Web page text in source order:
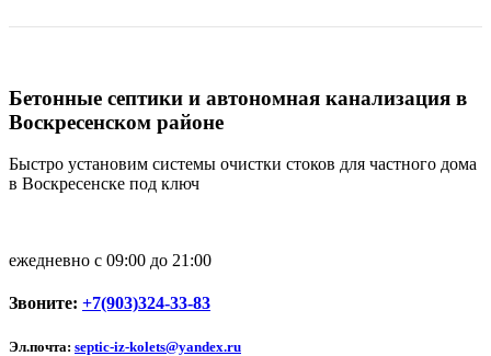
Бетонные септики и автономная канализация в
Воскресенском районе
Быстро установим системы очистки стоков для частного дома
в Воскресенске под ключ
ежедневно с 09:00 до 21:00
Звоните: +7(903)324-33-83
Эл.почта: septic-iz-kolets@yandex.ru